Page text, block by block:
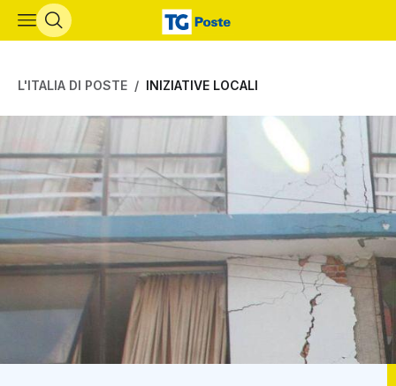
Vai al contenuto principale
L'ITALIA DI POSTE INIZIATIVE LOCALI